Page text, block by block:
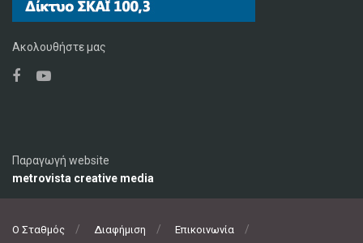
Ακολουθήστε μας
Παραγωγή website
metrovista creative media
Ο Σταθμός Διαφήμιση
Επικοινωνία